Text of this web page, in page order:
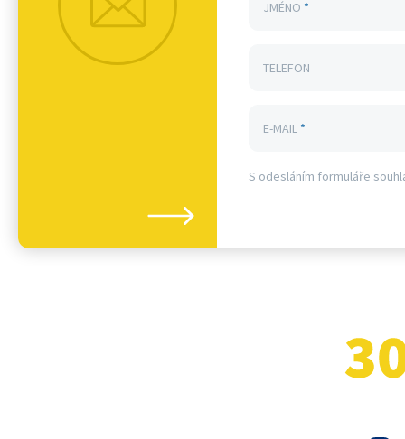
JMÉNO *
TELEFON
E-MAIL *
S odesláním formuláře